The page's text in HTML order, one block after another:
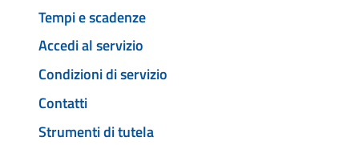
Tempi e scadenze
Accedi al servizio
Condizioni di servizio
Contatti
Strumenti di tutela